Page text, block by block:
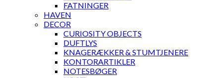
FATNINGER
HAVEN
DECOR
CURIOSITY OBJECTS
DUFTLYS
KNAGERÆKKER & STUMTJENERE
KONTORARTIKLER
NOTESBØGER